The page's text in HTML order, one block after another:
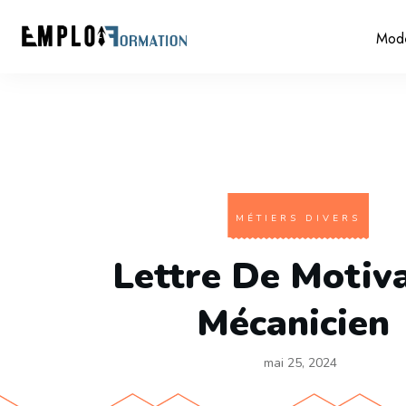
MÉTIERS DIVERS
Lettre De
Mécanicien
mai 25, 2024